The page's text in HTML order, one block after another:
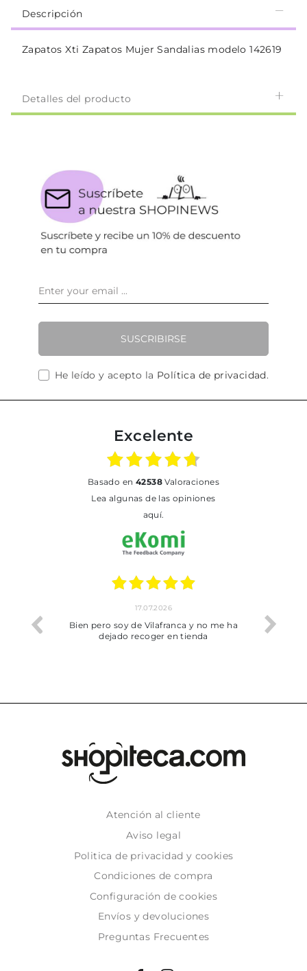
Descripción
Zapatos Xti Zapatos Mujer Sandalias modelo 142619
Detalles del producto
SUSCRIBIRSE
He leído y acepto la Política de privacidad.
Excelente
basado en 42538Valoraciones
Lea algunas de las opiniones
aquí.
trobat
17.07.2026
Bien pero soy de Vilafranca y no me ha
dejado recoger en tienda
Atención al cliente
Aviso legal
Politica de privacidad y cookies
Condiciones de compra
Configuración de cookies
Envíos y devoluciones
Preguntas Frecuentes